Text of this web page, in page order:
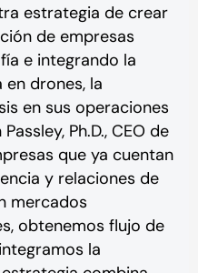
estrategia de crear
de empresas
e integrando la
drones, la
en sus operaciones
Ph.D., CEO de
que ya cuentan
y relaciones de
mercados
obtenemos flujo de
la